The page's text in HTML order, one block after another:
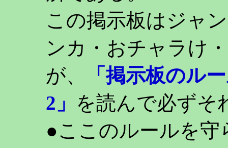
この掲示板はジャ
ンカ・おチャラけ
が、
「掲示板のル
2」 を読んで必ずそ
●ここのルールを守